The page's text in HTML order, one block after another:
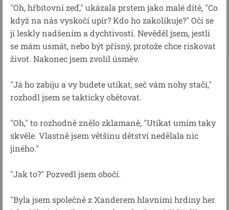
"Oh, hřbitovní zeď," ukázala prstem jako malé dítě, "Co
když na nás vyskočí upír? Kdo ho zakolíkuje?" Oči se
jí leskly nadšením a dychtivostí. Nevěděl jsem, jestli
se mám usmát, nebo být přísný, protože chce riskovat
život. Nakonec jsem zvolil úsměv.
"Já ho zabiju a vy budete utíkat, seč vám nohy stačí,"
rozhodl jsem se takticky obětovat.
"Oh," to rozhodně znělo zklamaně, "Utíkat umím taky
skvěle. Vlastně jsem většinu dětství nedělala nic
jiného."
"Jak to?" Pozvedl jsem obočí.
"Byla jsem společně z Xanderem hlavními hrdiny her